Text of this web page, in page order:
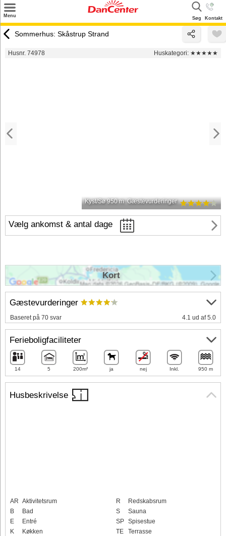
Menu Søg Kontakt
Tilbud
Sommerhus: Skåstrup Strand
Husnr. 74978 Huskategori: ★★★★★
Kyst/Sø 950 m Gæstevurderinger
Vælg ankomst & antal dage
Husbeskrivelse
AR Aktivitetsrum
B
Bad
E
Entré
K
Køkken
R
Redskabsrum
S
Sauna
SP Spisestue
TE
Terrasse
Gæstevurderinger
Baseret på 70 svar 4.1 ud af 5.0
Ferieboligfaciliteter
14 5 200m² ja nej Inkl. 950 m
Kort